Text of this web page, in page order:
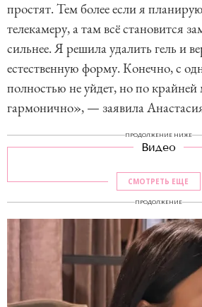
простят. Тем более если я
телекамеру, а там всё становится
сильнее. Я решила удалить гель и
естественную форму. Конечно, с
полностью не уйдет, но по крайней
гармонично», — заявила
ПРОДОЛЖЕНИЕ НИЖЕ
Видео
СМОТРЕТЬ ЕЩЕ
ПРОДОЛЖЕНИЕ